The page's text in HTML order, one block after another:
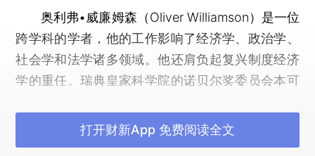
奥利弗•威廉姆森（Oliver Williamson）是一位
跨学科的学者，他的工作影响了经济学、政治学、
社会学和法学诸多领域。他还肩负起复兴制度经济
学的重任。瑞典皇家科学院的诺贝尔奖委员会本可
颁奖理由，却选择了“因为他对经济绩效，尤其是企
业边界的分析”而授予其诺贝尔经济学奖。对企业边
打开财新App 免费阅读全文